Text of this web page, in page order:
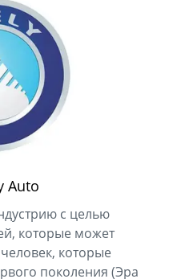
Auto
с целью
которые может
которые
поколения (Эра